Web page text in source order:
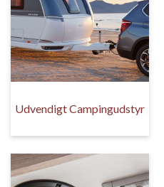
Udvendigt Campingudstyr